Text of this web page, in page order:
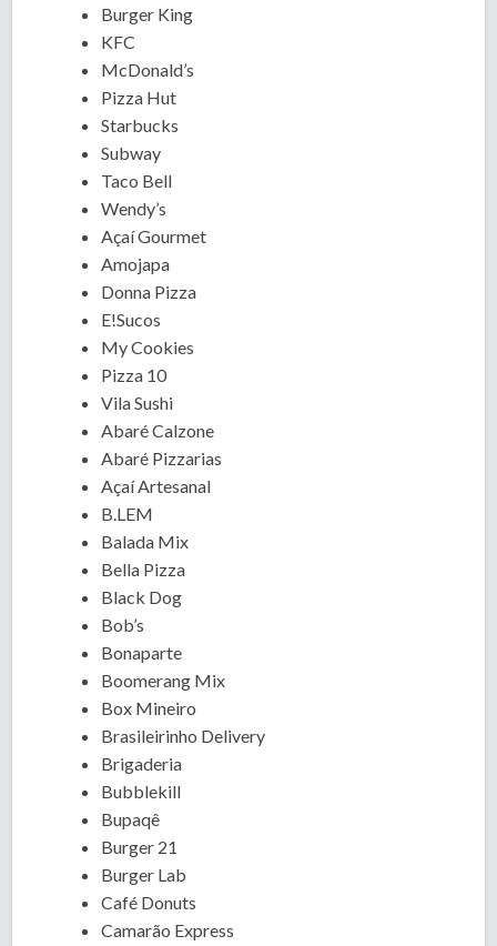
Burger King
KFC
McDonald’s
Pizza Hut
Starbucks
Subway
Taco Bell
Wendy’s
Açaí Gourmet
Amojapa
Donna Pizza
E!Sucos
My Cookies
Pizza 10
Vila Sushi
Abaré Calzone
Abaré Pizzarias
Açaí Artesanal
B.LEM
Balada Mix
Bella Pizza
Black Dog
Bob’s
Bonaparte
Boomerang Mix
Box Mineiro
Brasileirinho Delivery
Brigaderia
Bubblekill
Bupaqê
Burger 21
Burger Lab
Café Donuts
Camarão Express